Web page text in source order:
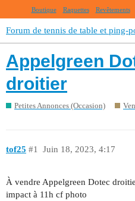
Boutique Raquettes Revêtements
Forum de tennis de table et ping-
Appelgreen
droitier
Petites Annonces (Occasion)
tof25 Juin 18, 2023, 4:17
#1
À vendre Appelgreen Dotec
impact à 11h cf photo